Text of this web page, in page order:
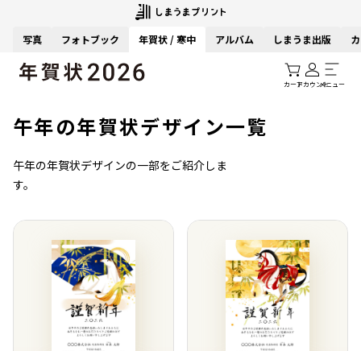
写真 フォトブック 年賀状 / 寒中 アルバム しまうま出版
カートアカウントメニュー
午年の年賀状デザイン一覧
午年の年賀状デザインの一部をご紹介しま
す。